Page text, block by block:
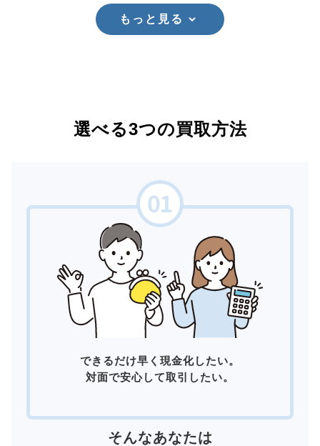
もっと見る
選べる3つの買取方法
できるだけ早く現金化したい。
対面で安心して取引したい。
そんなあなたは